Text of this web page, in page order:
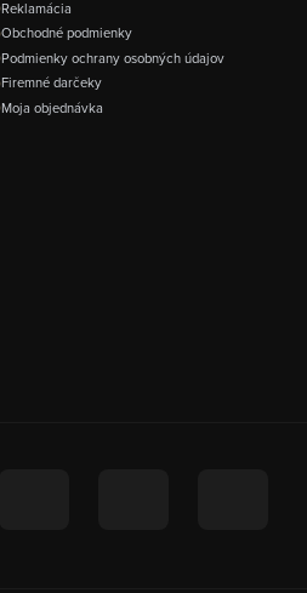
Reklamácia
Obchodné podmienky
Podmienky ochrany osobných údajov
Firemné darčeky
Moja objednávka